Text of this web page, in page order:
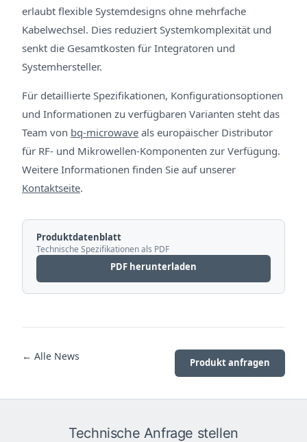
erlaubt flexible Systemdesigns ohne mehrfache
Kabelwechsel. Dies reduziert Systemkomplexität und
senkt die Gesamtkosten für Integratoren und
Systemhersteller.
Für detaillierte Spezifikationen, Konfigurationsoptionen
und Informationen zu verfügbaren Varianten steht das
Team von bq-microwave als europäischer Distributor
für RF- und Mikrowellen-Komponenten zur Verfügung.
Weitere Informationen finden Sie auf unserer
Kontaktseite.
Produktdatenblatt
Technische Spezifikationen als PDF
PDF herunterladen
← Alle News Produkt anfragen
Technische Anfrage stellen